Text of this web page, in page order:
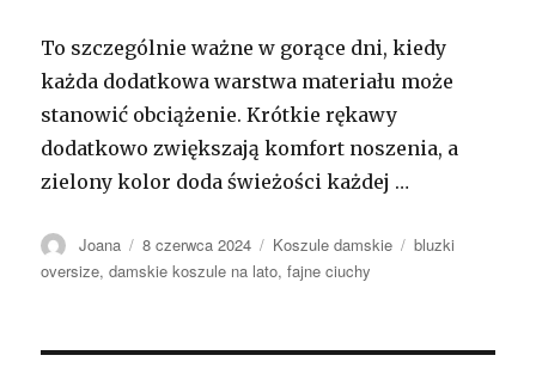
To szczególnie ważne w gorące dni, kiedy
każda dodatkowa warstwa materiału może
stanowić obciążenie. Krótkie rękawy
dodatkowo zwiększają komfort noszenia, a
zielony kolor doda świeżości każdej …
Autor
Joana Opublikowano
8 czerwca 2024 Kategorie
Koszule damskie Tagi
bluzki
oversize,damskie koszule na lato,fajne ciuchy